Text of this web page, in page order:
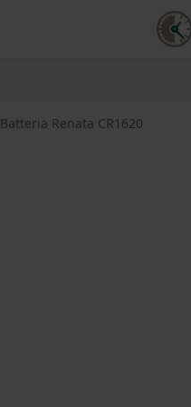
Batteria Renata CR1620